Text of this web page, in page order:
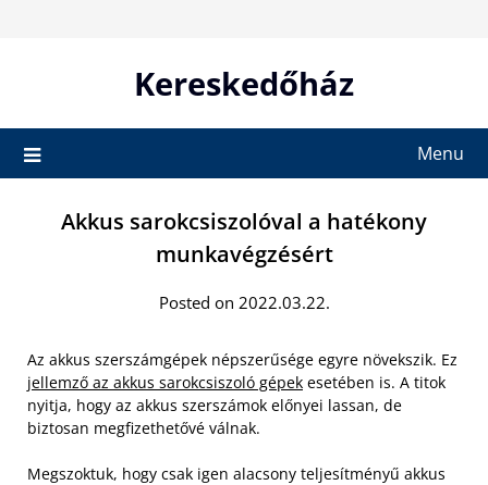
Kereskedőház
Menu
Akkus sarokcsiszolóval a hatékony
munkavégzésért
Posted on 2022.03.22.
Az akkus szerszámgépek népszerűsége egyre növekszik. Ez
jellemző az akkus sarokcsiszoló gépek esetében is. A titok
nyitja, hogy az akkus szerszámok előnyei lassan, de
biztosan megfizethetővé válnak.
Megszoktuk, hogy csak igen alacsony teljesítményű akkus